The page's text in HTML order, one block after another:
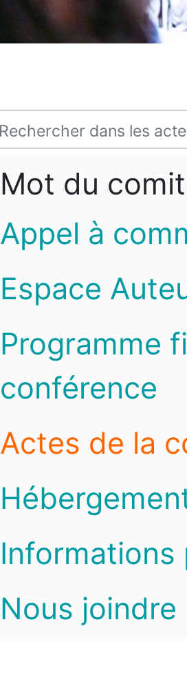
Mot du
Appel à
Espace
Programme
conférence
Actes de la
Informations
Nous joindre